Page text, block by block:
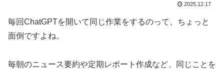
2025.12.17
毎回ChatGPTを開いて同じ作業をするのって、ちょっと
面倒ですよね。
毎朝のニュース要約や定期レポート作成など、同じことを